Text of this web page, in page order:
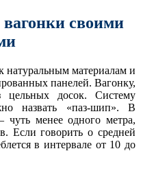
своими
натуральным материалам и
панелей. Вагонку,
цельных досок. Систему
назвать «паз-шип». В
менее одного метра,
Если говорить о средней
в интервале от 10 до